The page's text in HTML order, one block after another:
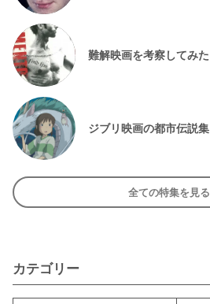
難解映画を考察してみた
ジブリ映画の都市伝説集
全ての特集を見る
カテゴリー